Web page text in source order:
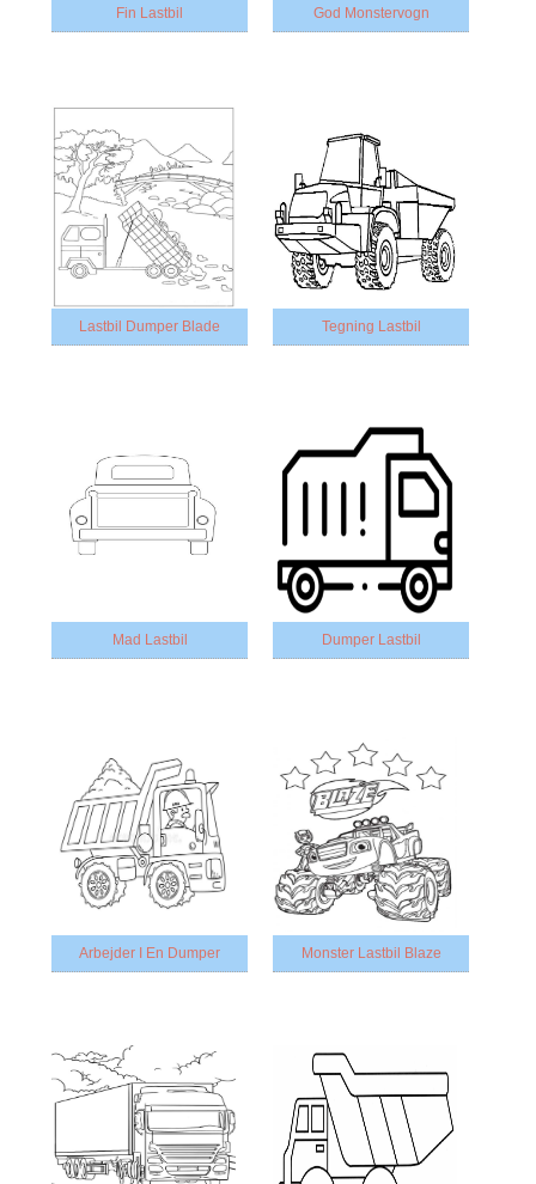
Fin Lastbil God Monstervogn
Lastbil Dumper Blade Tegning Lastbil
Mad Lastbil Dumper Lastbil
Arbejder I En Dumper Monster Lastbil Blaze